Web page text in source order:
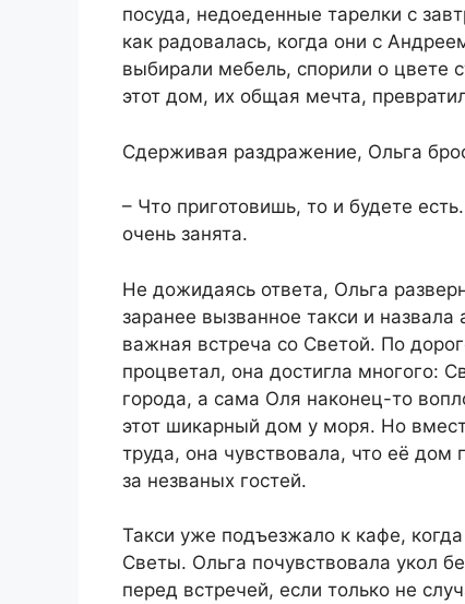
посуда, недоеденные тарелки с
как радовалась, когда они с
выбирали мебель, спорили о цвете
этот дом, их общая мечта,
Сдерживая раздражение, Ольга
– Что приготовишь, то и будете
очень занята.
Не дожидаясь ответа, Ольга
заранее вызванное такси и
важная встреча со Светой. По
процветал, она достигла многого:
города, а сама Оля наконец-то
этот шикарный дом у моря. Но
труда, она чувствовала, что её дом
за незваных гостей.
Такси уже подъезжало к кафе,
Светы. Ольга почувствовала укол
перед встречей, если только не